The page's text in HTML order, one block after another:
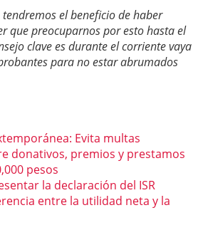
el beneficio de haber
que preocuparnos por esto hasta el
clave es durante el corriente vaya
para no estar abrumados
Evita multas
donativos, premios y prestamos
pesos
la declaración del ISR
entre la utilidad neta y la